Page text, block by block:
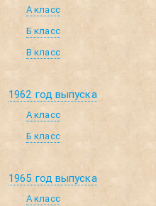
А класс
Б класс
В класс
1962 год выпуска
А класс
Б класс
1965 год выпуска
А класс